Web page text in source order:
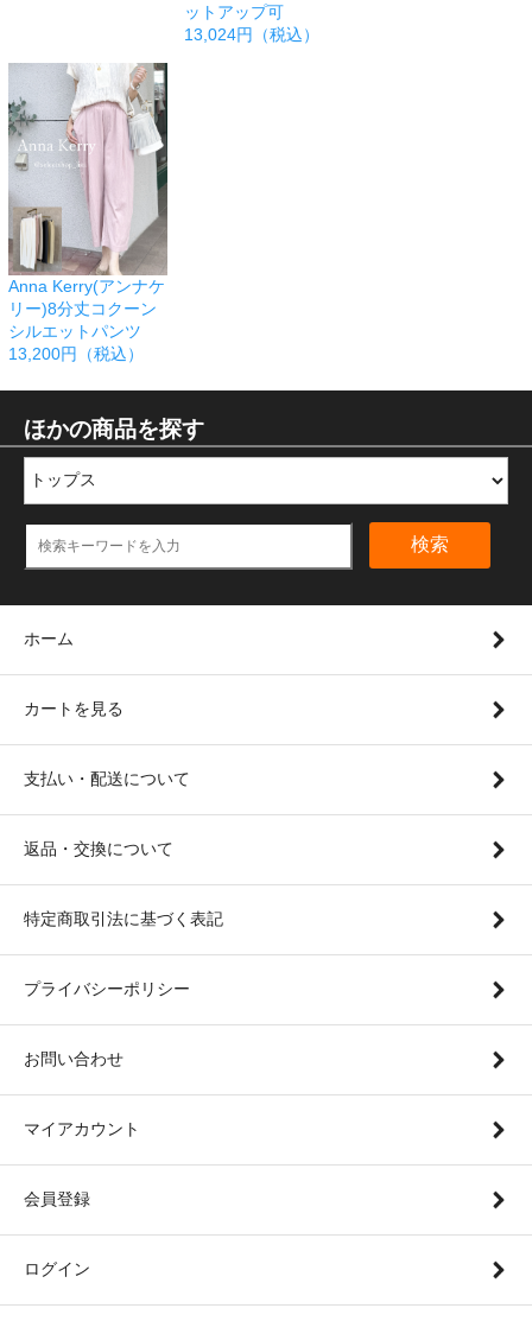
ットアップ可
13,024円（税込）
Anna Kerry(アンナケ
リー)8分丈コクーン
シルエットパンツ
13,200円（税込）
ほかの商品を探す
検索
ホーム
カートを見る
支払い・配送について
返品・交換について
特定商取引法に基づく表記
プライバシーポリシー
お問い合わせ
マイアカウント
会員登録
ログイン